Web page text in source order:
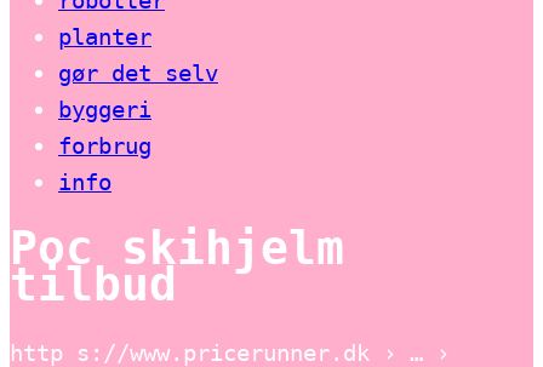
planter
gør det selv
byggeri
forbrug
info
Poc skihjelm
tilbud
http s://www.pricerunner.dk › … ›